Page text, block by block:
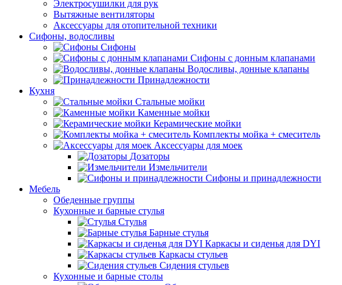
Электросушилки для рук
Вытяжные вентиляторы
Аксессуары для отопительной техники
Сифоны, водосливы
Сифоны
Сифоны с донным клапанами
Водосливы, донные клапаны
Принадлежности
Кухня
Стальные мойки
Каменные мойки
Керамические мойки
Комплекты мойка + смеситель
Аксессуары для моек
Дозаторы
Измельчители
Сифоны и принадлежности
Мебель
Обеденные группы
Кухонные и барные стулья
Стулья
Барные стулья
Каркасы и сиденья для DYI
Каркасы стульев
Сидения стульев
Кухонные и барные столы